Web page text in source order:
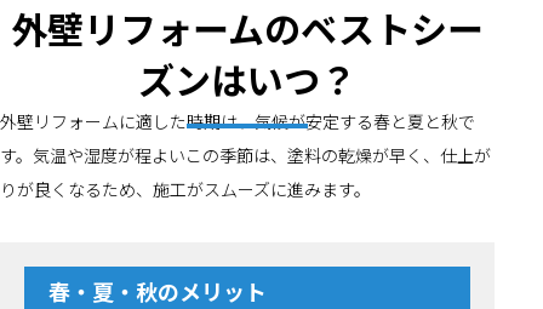
外壁リフォームのベストシー
ズンはいつ？
外壁リフォームに適した時期は、気候が安定する春と夏と秋で
す。気温や湿度が程よいこの季節は、塗料の乾燥が早く、仕上が
りが良くなるため、施工がスムーズに進みます。
春・夏・秋のメリット